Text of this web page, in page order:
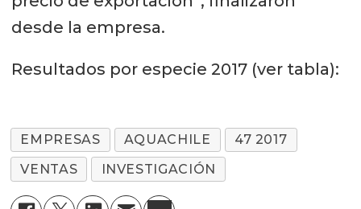
desde la empresa.
Resultados por especie 2017 (ver tabla):
EMPRESAS AQUACHILE
47 2017
VENTAS
INVESTIGACIÓN